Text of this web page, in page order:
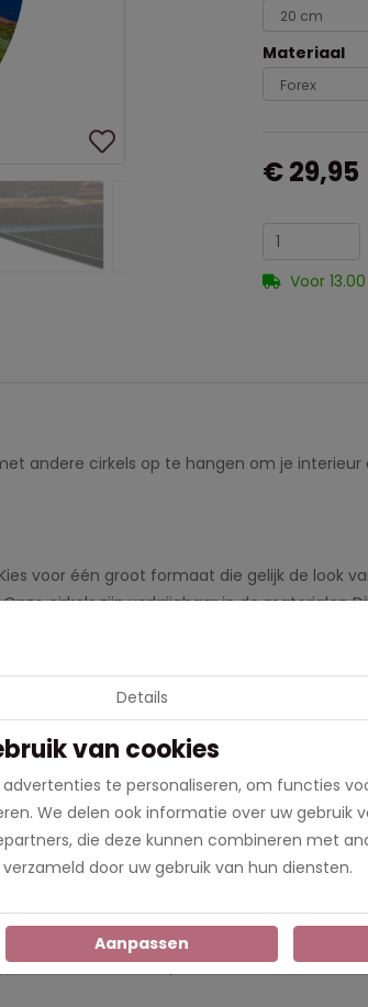
Materiaal
€ 29,95
Voor
andere cirkels op te hangen om je interieur
voor één groot formaat die gelijk de look
cirkels zijn verkrijgbaar in de materialen
van aluminium met een zwarte
van een geschuimd PVC met een lichte
aan de muur te monteren met het
ophangsysteem bestaat uit een
kun je de muurcirkel zo in de bevestiging
van de kleur die op de website te zien is.
Details
van cookies
te personaliseren, om functies
We delen ook informatie over uw gebruik
die deze kunnen combineren met
door uw gebruik van hun diensten.
Aanpassen